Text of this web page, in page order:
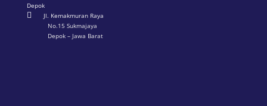
Depok

Jl. Kemakmuran Raya
No.15 Sukmajaya
Depok – Jawa Barat